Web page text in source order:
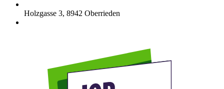
Holzgasse 3, 8942 Oberrieden